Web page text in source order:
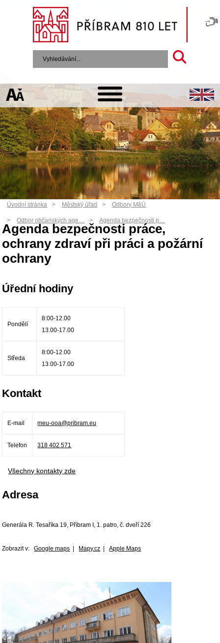
Úvodní stránka Městský úřad Odbory MěÚ
Odbor občanských age… Agenda bezpečnosti p…
Agenda bezpečnosti práce,
ochrany zdraví při práci a požární
ochrany
Úřední hodiny
Pondělí
8:00-12.00
13.00-17.00
Středa
8:00-12.00
13.00-17.00
Kontakt
E-mail meu-ooa@pribram.eu
Telefon 318 402 571
Všechny kontakty zde
Adresa
Generála R. Tesaříka 19, Příbram I, 1. patro, č. dveří 226
Zobrazit v:Google maps Mapy.cz |Apple Maps